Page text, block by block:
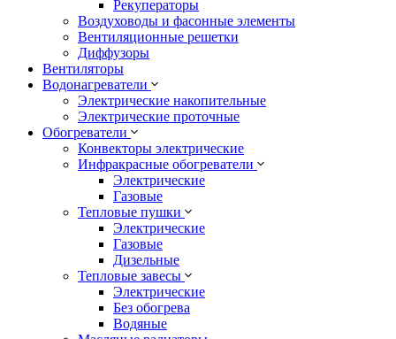
Рекуператоры
Воздуховоды и фасонные элементы
Вентиляционные решетки
Диффузоры
Вентиляторы
Водонагреватели
Электрические накопительные
Электрические проточные
Обогреватели
Конвекторы электрические
Инфракрасные обогреватели
Электрические
Газовые
Тепловые пушки
Электрические
Газовые
Дизельные
Тепловые завесы
Электрические
Без обогрева
Водяные